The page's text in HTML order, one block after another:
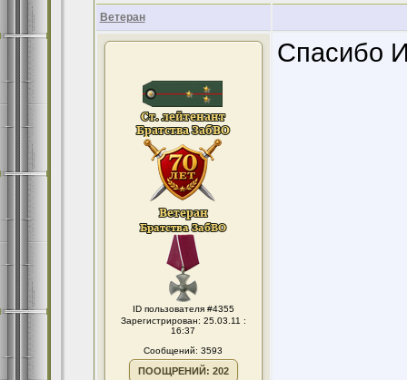
Ветеран
ID пользователя #4355
Зарегистрирован: 25.03.11 :
16:37
Сообщений: 3593
ПООЩРЕНИЙ: 202
Спасибо